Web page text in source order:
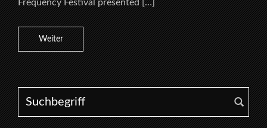
Frequency Festival presented […]
Weiter
Search for: